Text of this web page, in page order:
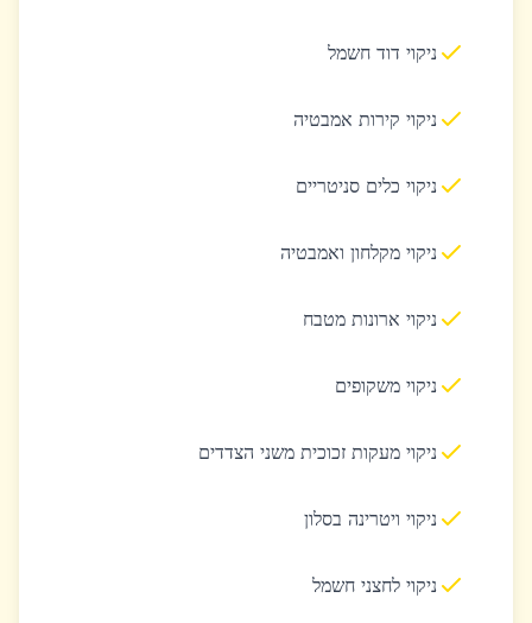
ניקוי דוד חשמל
ניקוי קירות אמבטיה
ניקוי כלים סניטריים
ניקוי מקלחון ואמבטיה
ניקוי ארונות מטבח
ניקוי משקופים
ניקוי מעקות זכוכית משני הצדדים
ניקוי ויטרינה בסלון
ניקוי לחצני חשמל